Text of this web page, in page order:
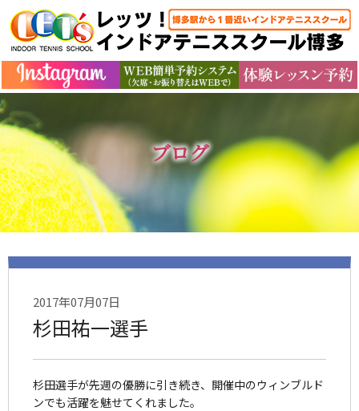
ブログ
2017年07月07日
杉田祐一選手
杉田選手が先週の優勝に引き続き、開催中のウィンブルド
ンでも活躍を魅せてくれました。